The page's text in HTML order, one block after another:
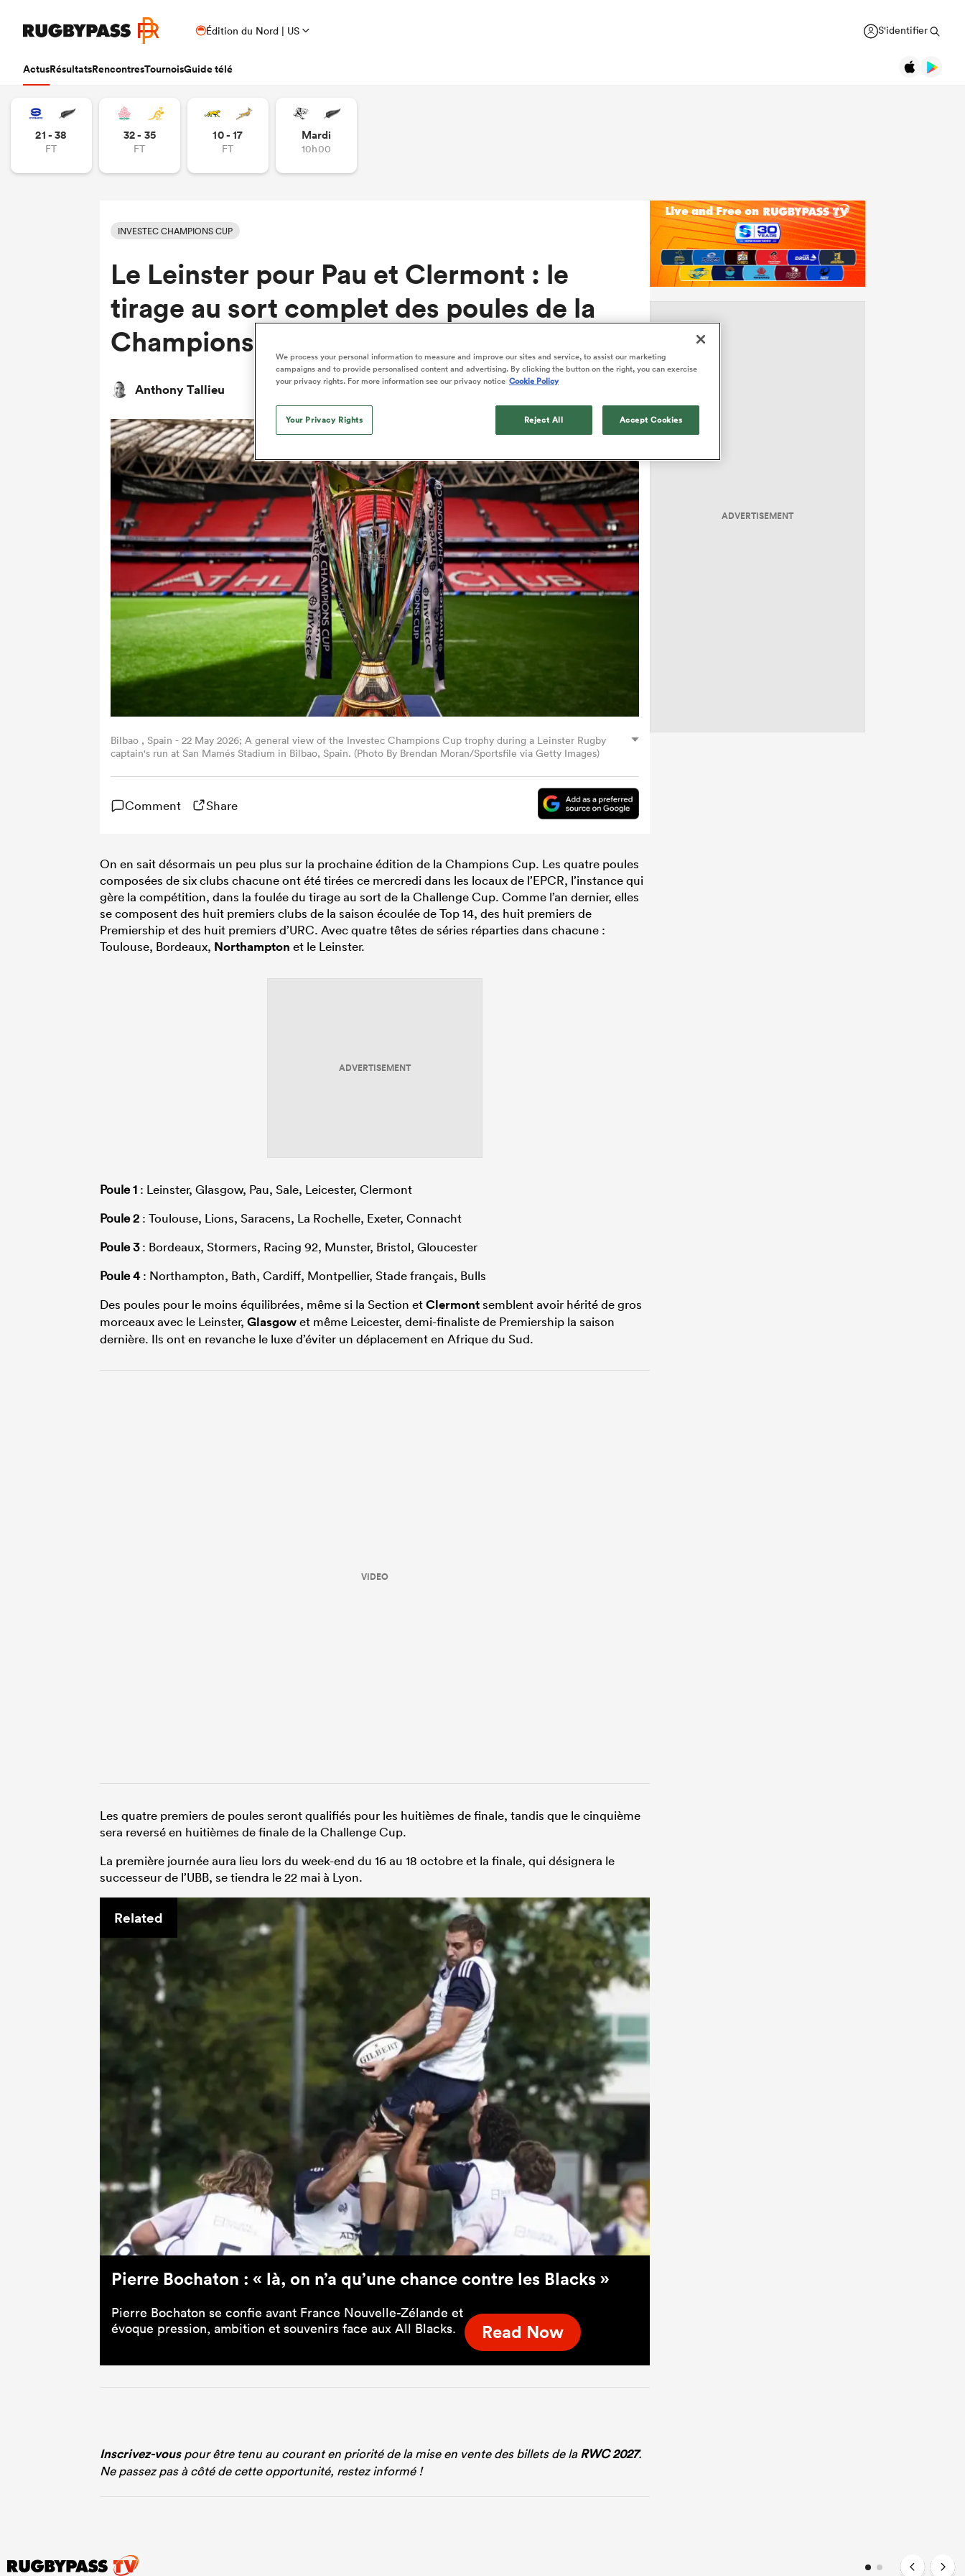
Édition du Nord | US S'identifier
ActusRésultatsRencontresTournoisGuide télé
21 - 38
FT
32 - 35
FT
10 - 17
FT
Mardi
10h00
INVESTEC CHAMPIONS CUP
Le Leinster pour Pau et Clermont : le
tirage au sort complet des poules de la
Champions Cup
Anthony Tallieu
Published: 1 Juillet 2026 05:28 PDT
Bilbao , Spain - 22 May 2026; A general view of the Investec Champions Cup trophy during a Leinster Rugby
captain's run at San Mamés Stadium in Bilbao, Spain. (Photo By Brendan Moran/Sportsfile via Getty Images)
Comment Share
On en sait désormais un peu plus sur la prochaine édition de la Champions Cup. Les quatre poules
composées de six clubs chacune ont été tirées ce mercredi dans les locaux de l’EPCR, l’instance qui
gère la compétition, dans la foulée du tirage au sort de la Challenge Cup. Comme l’an dernier, elles
se composent des huit premiers clubs de la saison écoulée de Top 14, des huit premiers de
Premiership et des huit premiers d’URC. Avec quatre têtes de séries réparties dans chacune :
Toulouse, Bordeaux, Northampton et le Leinster.
ADVERTISEMENT
Poule 1 : Leinster, Glasgow, Pau, Sale, Leicester, Clermont
Poule 2 : Toulouse, Lions, Saracens, La Rochelle, Exeter, Connacht
Poule 3: Bordeaux, Stormers, Racing 92, Munster, Bristol, Gloucester
Poule 4: Northampton, Bath, Cardiff, Montpellier, Stade français, Bulls
Des poules pour le moins équilibrées, même si la Section etClermontsemblent avoir hérité de gros
morceaux avec le Leinster, Glasgowet même Leicester, demi-finaliste de Premiership la saison
dernière. Ils ont en revanche le luxe d’éviter un déplacement en Afrique du Sud.
VIDEO
Les quatre premiers de poules seront qualifiés pour les huitièmes de finale, tandis que le cinquième
sera reversé en huitièmes de finale de la Challenge Cup.
La première journée aura lieu lors du week-end du 16 au 18 octobre et la finale, qui désignera le
successeur de l’UBB, se tiendra le 22 mai à Lyon.
Related
Pierre Bochaton : « là, on n’a qu’une chance contre les Blacks »
Pierre Bochaton se confie avant France Nouvelle-Zélande et
évoque pression, ambition et souvenirs face aux All Blacks.
Read Now
Inscrivez-vouspour être tenu au courant en priorité de la mise en vente des billets de laRWC 2027.
Ne passez pas à côté de cette opportunité, restez informé !
ADVERTISEMENT
We process your personal information to measure and improve our sites and service, to assist our marketing
campaigns and to provide personalised content and advertising. By clicking the button on the right, you can exercise
your privacy rights. For more information see our privacy notice Cookie Policy
Your Privacy Rights Reject All Accept Cookies